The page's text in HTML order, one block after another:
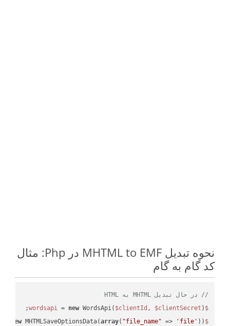
نحوه تبدیل MHTML to EMF در Php: مثال
کد گام به گام
// در حال تبدیل MHTML به HTML
$wordsapi
= new WordsApi( $clientId , $clientSecret );
$saveOptions
new MHTMLSaveOptionsData(array( "file_name" => 'file' ));